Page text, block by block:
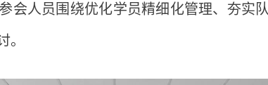
会人员围绕优化学员精细化管理、夯实
。